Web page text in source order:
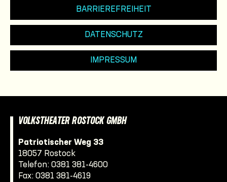
BARRIEREFREIHEIT
DATENSCHUTZ
IMPRESSUM
VOLKSTHEATER ROSTOCK GMBH
Patriotischer Weg 33
18057 Rostock
Telefon: 0381 381-4600
Fax: 0381 381-4619